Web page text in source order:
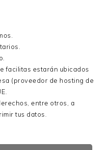
facilitas estarán ubicados
(proveedor de hosting de
entre otros, a
tus datos.